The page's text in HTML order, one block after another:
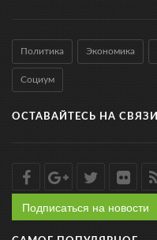
Политика Экономика
Социум
ОСТАВАЙТЕСЬ НА СВЯЗИ
Подписаться на новости